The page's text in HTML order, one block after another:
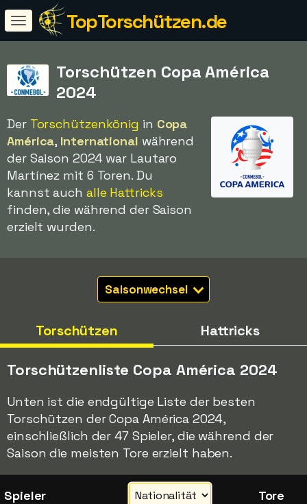
TopTorschützen.de
Torschützen Copa América
2024
Der Torschützenkönig in Copa
América, International während
der Saison 2024 war Lautaro
Martínez mit 6 Toren. Du
kannst auch alle Hattricks
finden, die während der Saison
erzielt wurden.
Saisonwechsel
Torschützen Hattricks
Torschützenliste Copa América 2024
Unten ist die endgültige Liste der besten
Torschützen der Copa América 2024,
einschließlich der 47 Spieler, die während der
Saison die meisten Tore erzielt haben.
Spieler Tore